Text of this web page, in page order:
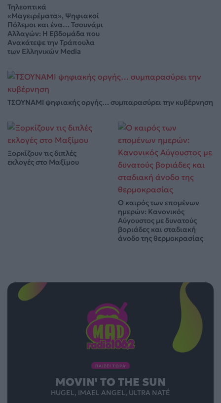
Τηλεοπτικά
«Μαγειρέματα», Ψηφιακοί
Πόλεμοι και ένα… Τσουνάμι
Αλλαγών: Η Εβδομάδα που
Ανακάτεψε την Τράπουλα
των Ελληνικών Media
ΤΣΟΥΝΑΜΙ ψηφιακής οργής… συμπαρασύρει την κυβέρνηση
Ξορκίζουν τις διπλές
εκλογές στο Μαξίμου
Ο καιρός των επομένων
ημερών: Κανονικός
Αύγουστος με δυνατούς
βοριάδες και σταδιακή
άνοδο της θερμοκρασίας
ΠΑΙΖΕΙ ΤΩΡΑ
MOVIN' TO THE SUN
HUGEL, IMAEL ANGEL, ULTRA NATÉ